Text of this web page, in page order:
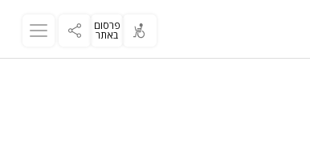
פרסום
באתר